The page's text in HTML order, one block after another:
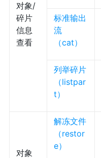
对象/
碎片
信息
查看
标准输出
流
（cat）
列举碎片
（listpar
t）
对象
解冻文件
（restor
e）